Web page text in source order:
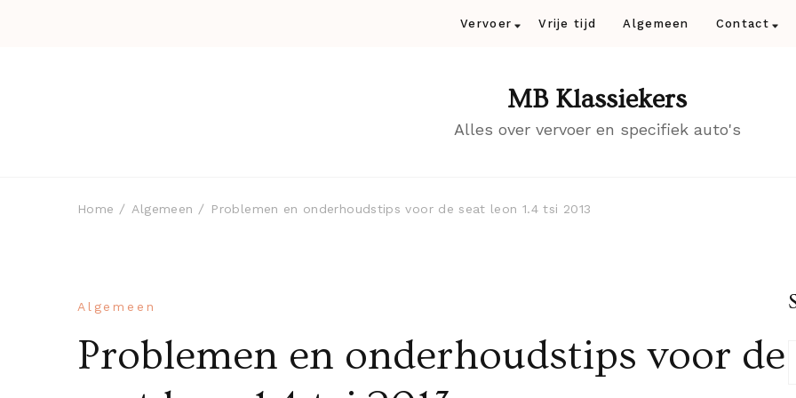
Vervoer Vrije tijd Algemeen Contact
MB Klassiekers
Alles over vervoer en specifiek auto's
Home Algemeen Problemen en onderhoudstips voor de seat leon 1.4 tsi 2013
Algemeen
Problemen en onderhoudstips voor de